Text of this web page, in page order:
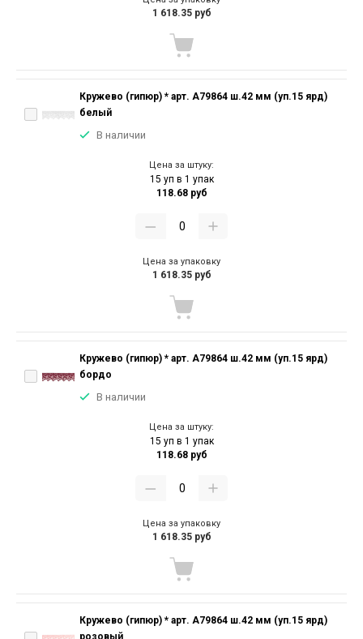
1 618.35 руб
Кружево (гипюр) * арт. А79864 ш.42 мм (уп.15 ярд)
белый
В наличии
Цена за штуку:
15 уп в 1 упак
118.68 руб
Цена за упаковку
1 618.35 руб
Кружево (гипюр) * арт. А79864 ш.42 мм (уп.15 ярд)
бордо
В наличии
Цена за штуку:
15 уп в 1 упак
118.68 руб
Цена за упаковку
1 618.35 руб
Кружево (гипюр) * арт. А79864 ш.42 мм (уп.15 ярд)